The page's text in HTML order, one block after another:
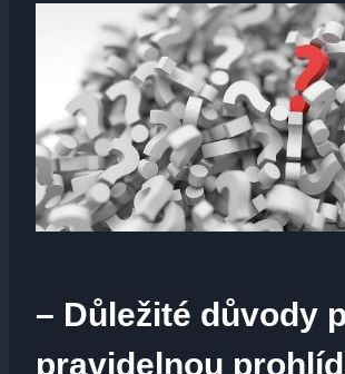
– Důležité důvody
pravidelnou